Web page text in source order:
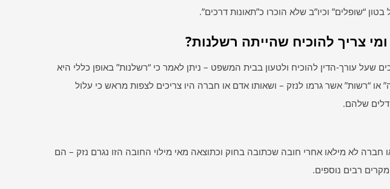
“שופלים” וכיו”ב שלא הוכרו כ”תאונות דרכים”.
צריך להוכיח שהייתה רשלנות?
שעל עורך-הדין להוכיח ולטעון בבית המשפט – ניתן לאמר כי “רשלנות” באופן כללי היא
“רשות” אשר גרמו לנזק – ושאותו אדם או חברה היו צריכים לצפות מראש כי עלול
שלהם.
לא מילאו אחרי חובה שכתובה בחוק וכתוצאה מאי מילוי החובה הזו נגרם נזק – הם
רבים נוספים.